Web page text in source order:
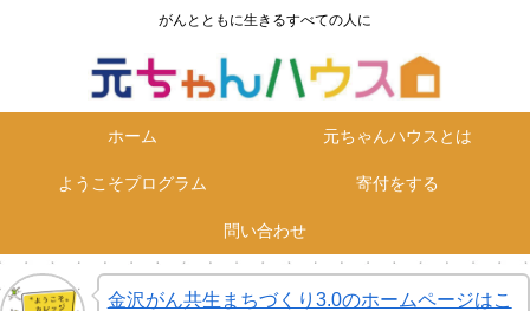
がんとともに生きるすべての人に
ホーム 元ちゃんハウスとは
ようこそプログラム 寄付をする
問い合わせ
金沢がん共生まちづくり3.0のホームページはこ